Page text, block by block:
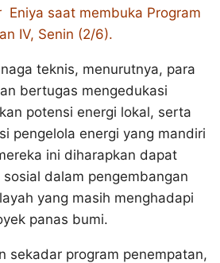
Eniya saat membuka Program
IV, Senin (2/6).
teknis, menurutnya, para
bertugas mengedukasi
potensi energi lokal, serta
pengelola energi yang mandiri
ini diharapkan dapat
dalam pengembangan
yang masih menghadapi
panas bumi.
sekadar program penempatan,